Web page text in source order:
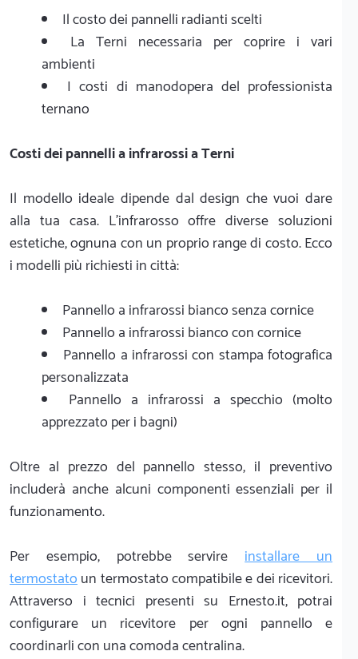
Il costo dei pannelli radianti scelti
La Terni necessaria per coprire i vari
ambienti
I costi di manodopera del professionista
ternano
Costi dei pannelli a infrarossi a Terni
Il modello ideale dipende dal design che vuoi dare
alla tua casa. L'infrarosso offre diverse soluzioni
estetiche, ognuna con un proprio range di costo. Ecco
i modelli più richiesti in città:
Pannello a infrarossi bianco senza cornice
Pannello a infrarossi bianco con cornice
Pannello a infrarossi con stampa fotografica
personalizzata
Pannello a infrarossi a specchio (molto
apprezzato per i bagni)
Oltre al prezzo del pannello stesso, il preventivo
includerà anche alcuni componenti essenziali per il
funzionamento.
Per esempio, potrebbe servireinstallare un
termostatoun termostato compatibile e dei ricevitori.
Attraverso i tecnici presenti su Ernesto.it, potrai
configurare un ricevitore per ogni pannello e
coordinarli con una comoda centralina.